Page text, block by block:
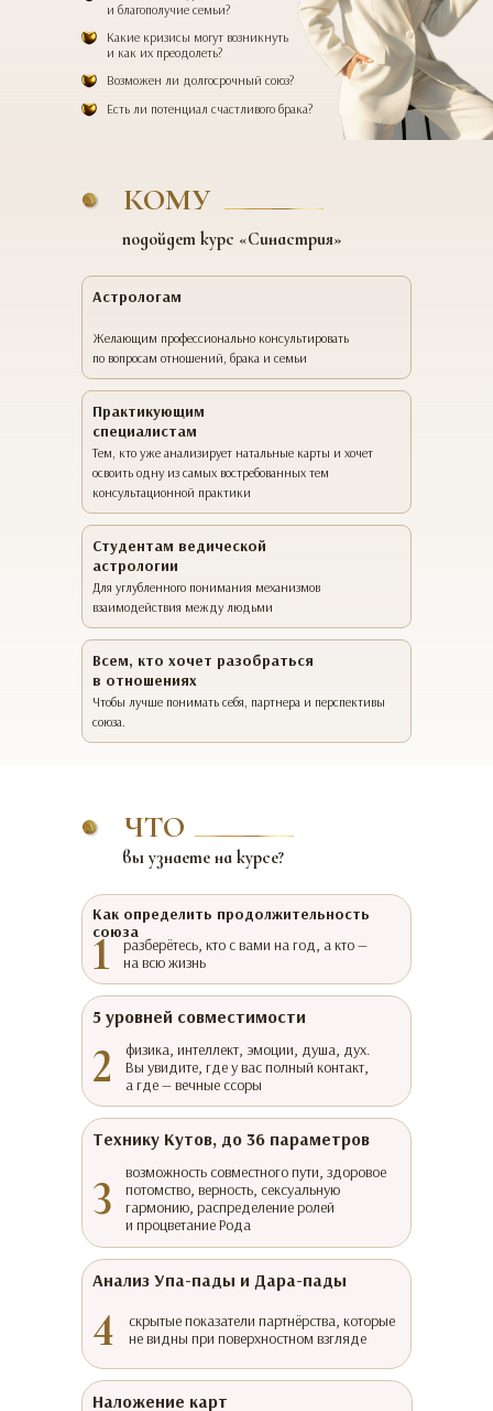
Есть ли потенциал счастливого брака?
Возможен ли долгосрочный союз?
Какие кризисы могут возникнуть
и как их преодолеть?
и благополучие семьи?
Чтобы лучше понимать себя, партнера и перспективы
союза.
Всем, кто хочет разобраться
в отношениях
Для углубленного понимания механизмов
взаимодействия между людьми
Студентам ведической
астрологии
Тем, кто уже анализирует натальные карты и хочет
освоить одну из самых востребованных тем
консультационной практики
Практикующим
специалистам
Желающим профессионально консультировать
по вопросам отношений, брака и семьи
Астрологам
КОМУ
подойдет курс «Синастрия»
ЧТО
вы узнаете на курсе?
Наложение карт
скрытые показатели партнёрства, которые
не видны при поверхностном взгляде
Анализ Упа-пады и Дара-пады
4
возможность совместного пути, здоровое
потомство, верность, сексуальную
гармонию, распределение ролей
и процветание Рода
Технику Кутов, до 36 параметров
3
физика, интеллект, эмоции, душа, дух.
Вы увидите, где у вас полный контакт,
а где — вечные ссоры
5 уровней совместимости
2
разберётесь, кто с вами на год, а кто —
на всю жизнь
Как определить продолжительность
союза
1